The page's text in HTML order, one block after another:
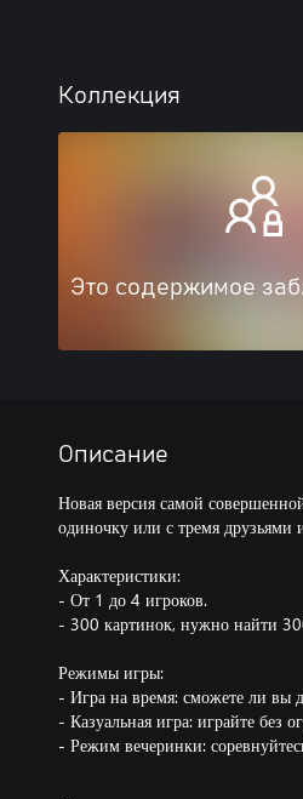
Коллекция
Это содержимое
Описание
Новая версия самой
одиночку или с тремя друзьями
Характеристики:
- От 1 до 4 игроков.
- 300 картинок, нужно найти
Режимы игры:
- Игра на время: сможете ли вы
- Казуальная игра: играйте без
- Режим вечеринки: